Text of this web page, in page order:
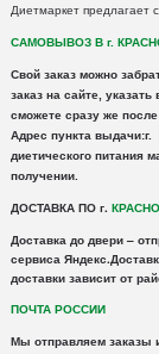
Диетмаркет предлагает
САМОВЫВОЗ В г.
Свой заказ можно
заказ на сайте,
сможете сразу же
Адрес пункта выдачи:г.
диетического питания
получении.
ДОСТАВКА ПО г.
Доставкадо двери –
сервиса Яндекс.
доставки зависит от
ПОЧТА РОССИИ
Мы отправляем заказы